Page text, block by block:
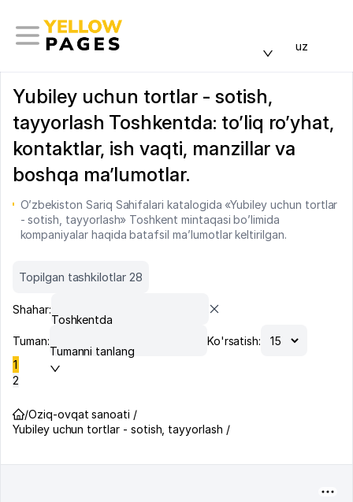
uz
Yubiley uchun tortlar - sotish,
tayyorlash Toshkentda: to’liq ro’yhat,
kontaktlar, ish vaqti, manzillar va
boshqa ma’lumotlar.
O’zbekiston Sariq Sahifalari katalogida «Yubiley uchun tortlar
- sotish, tayyorlash» Toshkent mintaqasi bo’limida
kompaniyalar haqida batafsil ma’lumotlar keltirilgan.
Topilgan tashkilotlar 28
Shahar:
Toshkentda
Tuman:
Tumanni tanlang
Ko'rsatish:
1
2
/Oziq-ovqat sanoati /
Yubiley uchun tortlar - sotish, tayyorlash /